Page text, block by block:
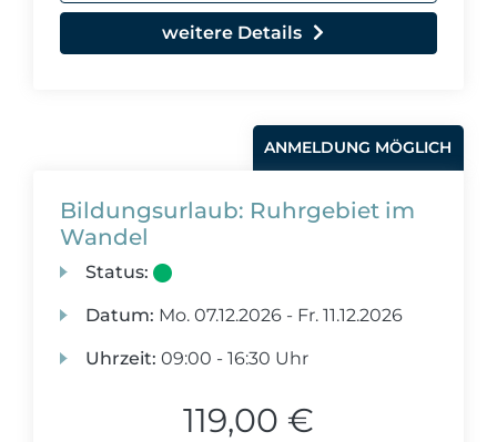
weitere Details
ANMELDUNG MÖGLICH
Bildungsurlaub: Ruhrgebiet im
Wandel
Status:
Datum: Mo. 07.12.2026 - Fr. 11.12.2026
Uhrzeit: 09:00 - 16:30 Uhr
119,00 €